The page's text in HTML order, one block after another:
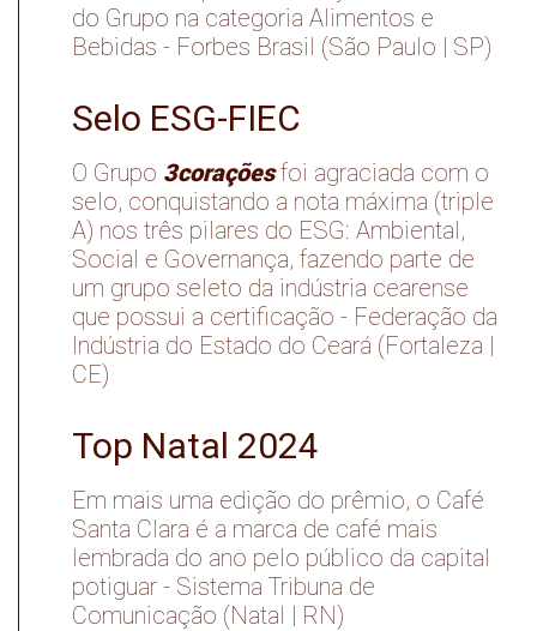
do Grupo na categoria Alimentos e
Bebidas - Forbes Brasil (São Paulo | SP)
Selo ESG-FIEC
O Grupo 3coraçõesfoi agraciada com o
selo, conquistando a nota máxima (triple
A) nos três pilares do ESG: Ambiental,
Social e Governança, fazendo parte de
um grupo seleto da indústria cearense
que possui a certificação - Federação da
Indústria do Estado do Ceará (Fortaleza |
CE)
Top Natal 2024
Em mais uma edição do prêmio, o Café
Santa Clara é a marca de café mais
lembrada do ano pelo público da capital
potiguar - Sistema Tribuna de
Comunicação (Natal | RN)